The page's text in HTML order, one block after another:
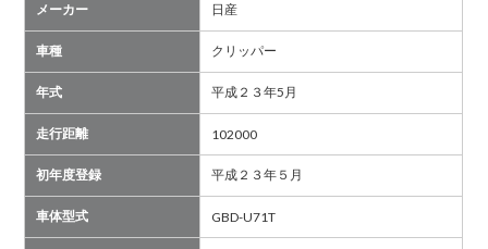
メーカー 日産
車種 クリッパー
年式 平成２３年5月
走行距離 102000
初年度登録 平成２３年５月
車体型式 GBD-U71T